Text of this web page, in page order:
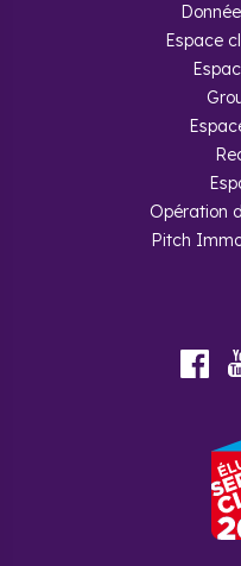
Espace
Opération
Pitch